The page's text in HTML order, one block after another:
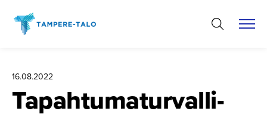
sisältöön
16.08.2022
Tapahtuma­tur­val­li­